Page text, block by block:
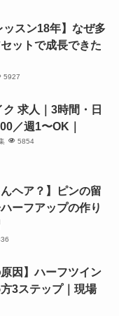
ッスン18年】なぜ多
ットで成長できた
5927
求人｜3時間・日
／週1〜OK｜
5854
んヘア？】ピンの留
ーフアップの作り
原因】ハーフツイン
3ステップ｜現場